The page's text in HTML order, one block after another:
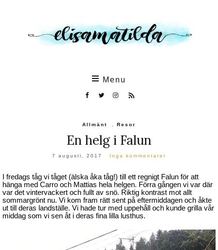
Menu
Allmänt , Resor
En helg i Falun
7 augusti, 2017 Inga kommentarer
I fredags tåg vi tåget (älska åka tåg!) till ett regnigt Falun för att
hänga med Carro och Mattias hela helgen. Förra gången vi var där
var det vintervackert och fullt av snö. Riktig kontrast mot allt
sommargrönt nu. Vi kom fram rätt sent på eftermiddagen och åkte
ut till deras landställe. Vi hade tur med uppehåll och kunde grilla vår
middag som vi sen åt i deras fina lilla lusthus.